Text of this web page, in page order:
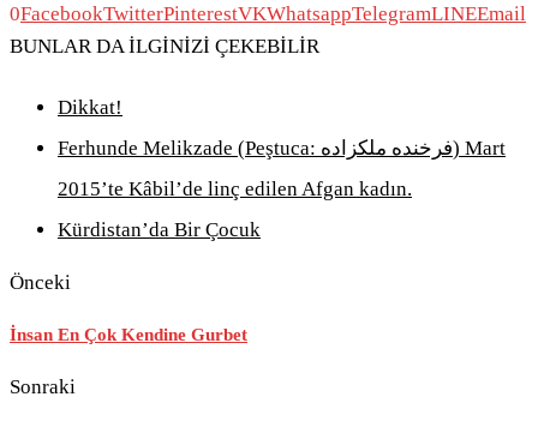
0FacebookTwitterPinterestVKWhatsappTelegramLINEEmail
BUNLAR DA İLGİNİZİ ÇEKEBİLİR
Dikkat!
Ferhunde Melikzade (Peştuca: فرخنده ملکزاده) Mart
2015’te Kâbil’de linç edilen Afgan kadın.
Kürdistan’da Bir Çocuk
Önceki
İnsan En Çok Kendine Gurbet
Sonraki